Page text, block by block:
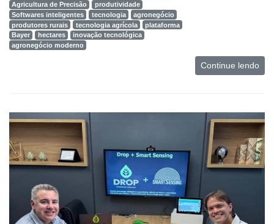
Agricultura de Precisão
produtividade
Softwares inteligentes
tecnologia
agronegócio
produtores rurais
tecnologia agrícola
plataforma
Bayer
hectares
inovação tecnológica
agronegócio moderno
Continue lendo